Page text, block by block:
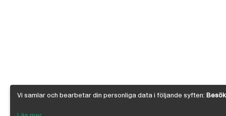
Vi samlar och bearbetar din personliga data i följande syften: